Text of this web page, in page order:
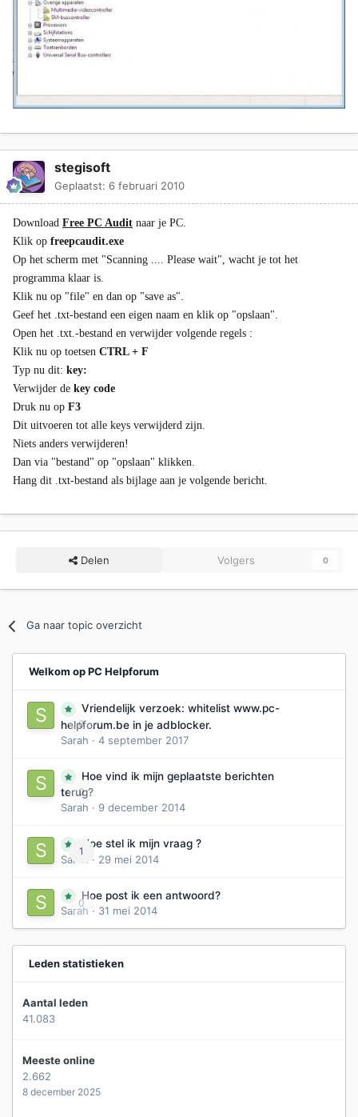
stegisoft
Geplaatst: 6 februari 2010
Download Free PC Audit naar je PC.
Klik op freepcaudit.exe
Op het scherm met "Scanning .... Please wait", wacht je tot het
programma klaar is.
Klik nu op "file" en dan op "save as".
Geef het .txt-bestand een eigen naam en klik op "opslaan".
Open het .txt.-bestand en verwijder volgende regels :
Klik nu op toetsen CTRL + F
Typ nu dit: key:
Verwijder de key code
Druk nu op F3
Dit uitvoeren tot alle keys verwijderd zijn.
Niets anders verwijderen!
Dan via "bestand" op "opslaan" klikken.
Hang dit .txt-bestand als bijlage aan je volgende bericht.
Delen Volgers 0
Ga naar topic overzicht
Welkom op PC Helpforum
0
Vriendelijk verzoek: whitelist www.pc-
helpforum.be in je adblocker.
Sarah · 4 september 2017
0
Hoe vind ik mijn geplaatste berichten
terug?
Sarah · 9 december 2014
1
Hoe stel ik mijn vraag ?
Sarah
· 29 mei 2014
0
Hoe post ik een antwoord?
Sarah · 31 mei 2014
Leden statistieken
Aantal leden
41.083
Meeste online
2.662
8 december 2025